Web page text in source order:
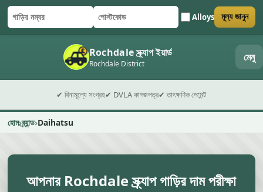
গাড়ির নম্বর
পোস্টকোড Alloys
ফর্ম জমা দিন মূল্য জানুন
Rochdale স্ক্র্যাপ ইয়ার্ড
Rochdale District মেনু
✔ বিনামূল্যে সংগ্রহ✔ DVLA কাগজপত্র✔ তাৎক্ষণিক পেমেন্ট
হোম ব্র্যান্ড Daihatsu
আপনার Rochdale স্ক্র্যাপ গাড়ির দাম পরীক্ষা